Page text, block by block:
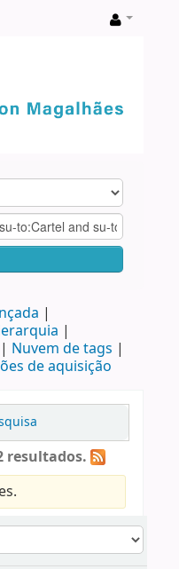
Nuvem de tags
de aquisição
resultados.